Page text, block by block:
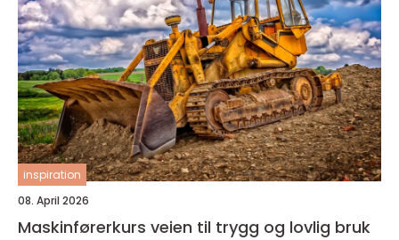
inspiration
08. April 2026
Maskinførerkurs veien til trygg og lovlig bruk